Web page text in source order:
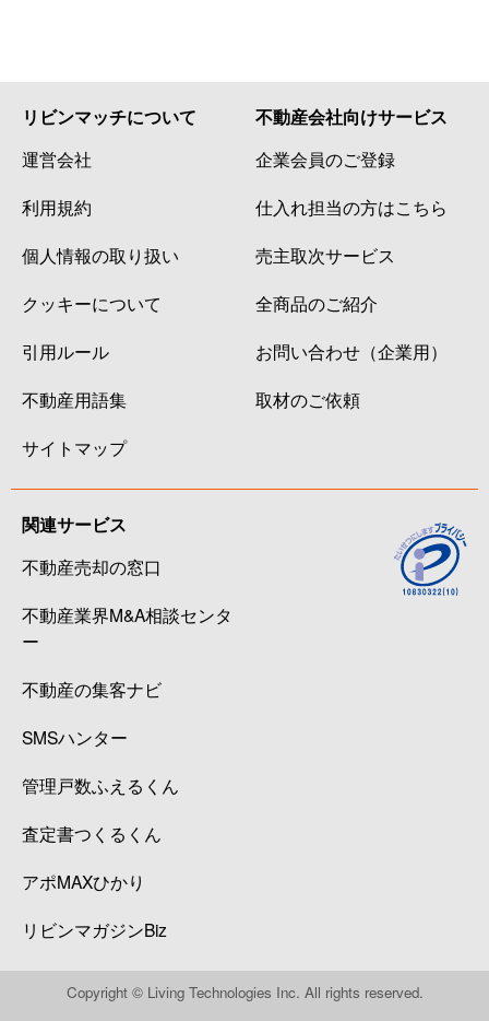
リビンマッチについて
運営会社
利用規約
個人情報の取り扱い
クッキーについて
引用ルール
不動産用語集
サイトマップ
不動産会社向けサービス
企業会員のご登録
仕入れ担当の方はこちら
売主取次サービス
全商品のご紹介
お問い合わせ（企業用）
取材のご依頼
関連サービス
不動産売却の窓口
不動産業界M&A相談センタ
ー
不動産の集客ナビ
SMSハンター
管理戸数ふえるくん
査定書つくるくん
アポMAXひかり
リビンマガジンBiz
Copyright © Living Technologies Inc. All rights reserved.